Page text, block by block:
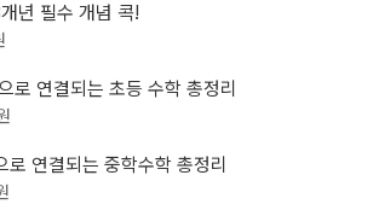
년 필수 개념 콕!
로 연결되는 초등 수학 총정리
로 연결되는 중학수학 총정리